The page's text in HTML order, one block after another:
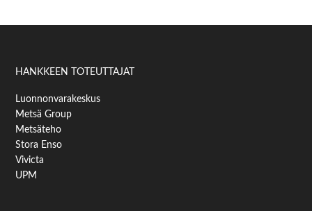
HANKKEEN TOTEUTTAJAT
Luonnonvarakeskus
Metsä Group
Metsäteho
Stora Enso
Vivicta
UPM